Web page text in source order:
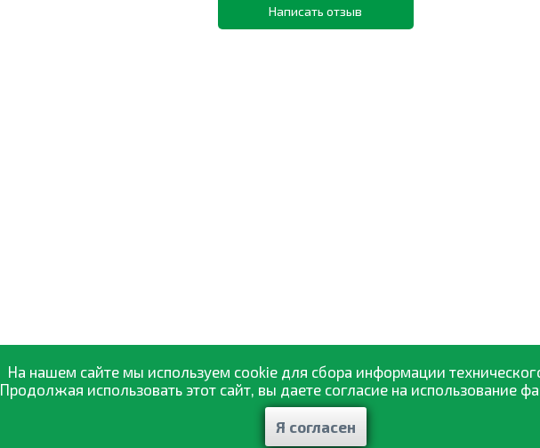
Написать отзыв
На нашем сайте мы используем cookie для сбора информации
Продолжая использовать этот сайт, вы даете согласие на использование
Я согласен